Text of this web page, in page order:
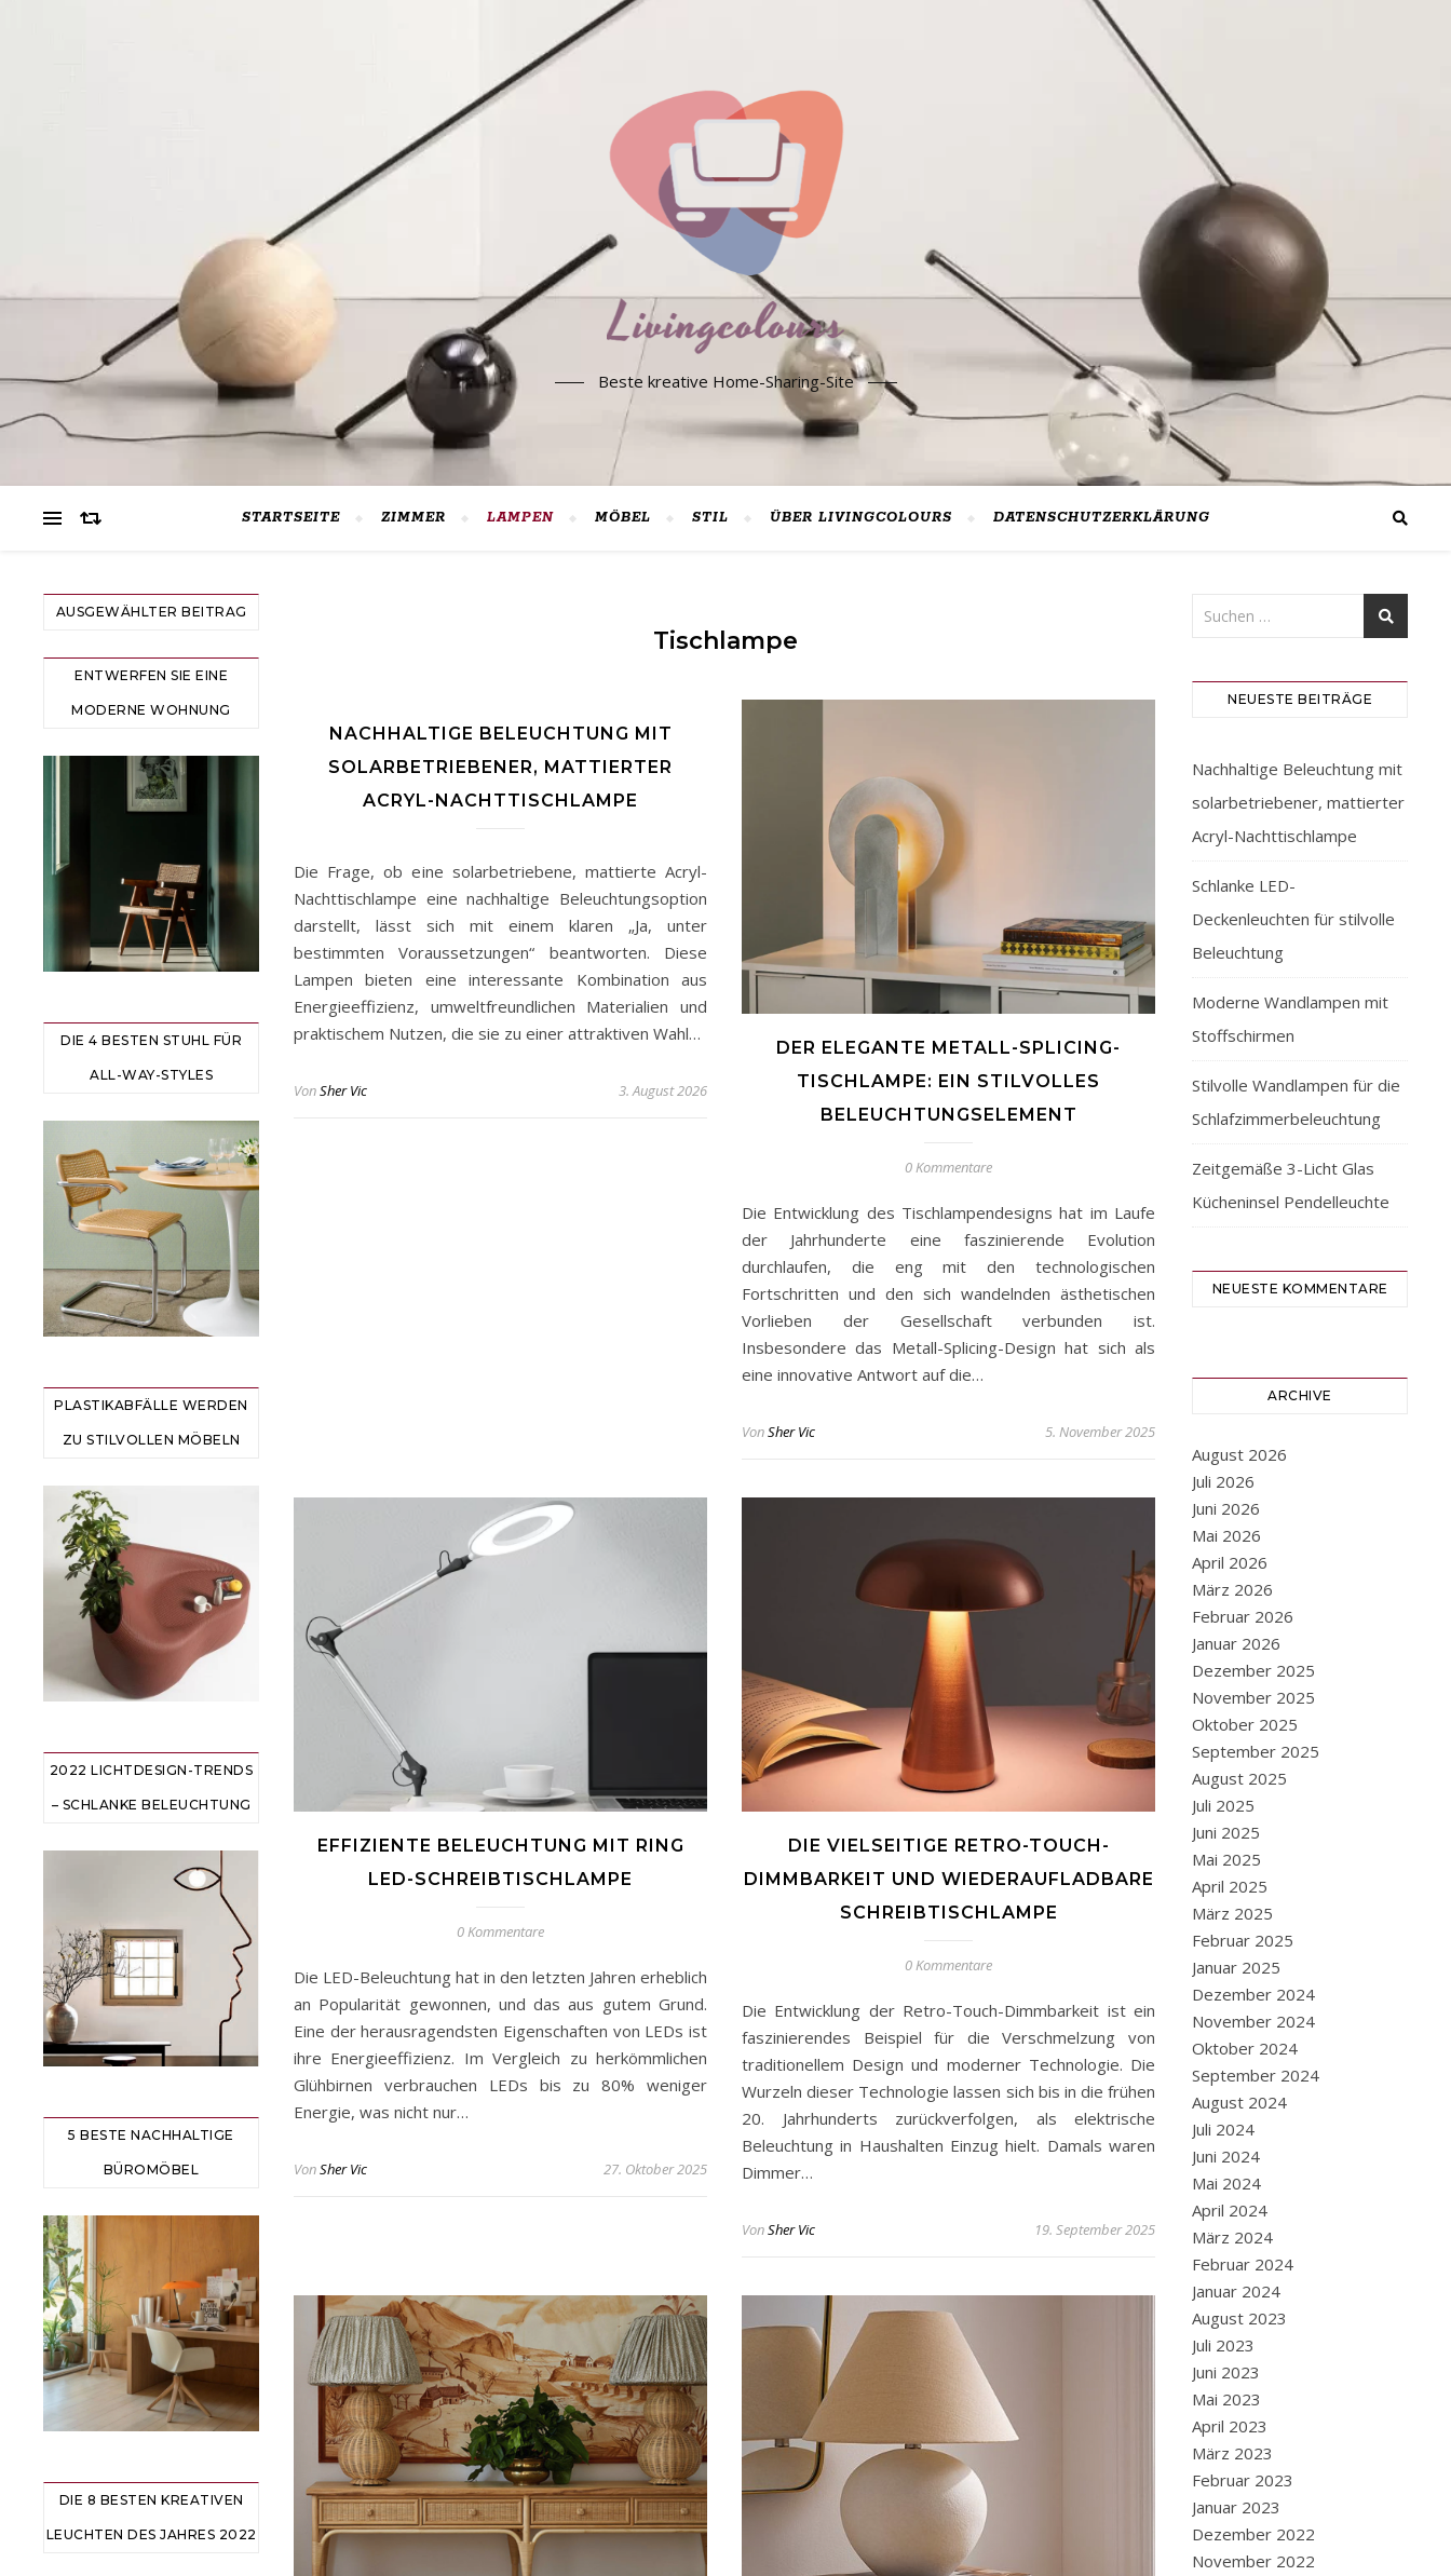
Beste kreative Home-Sharing-Site
STARTSEITE ZIMMER LAMPEN MÖBEL STIL ÜBER LIVINGCOLOURS DATENSCHUTZERKLÄRUNG
AUSGEWÄHLTER BEITRAG
ENTWERFEN SIE EINE
MODERNE WOHNUNG
DIE 4 BESTEN STUHL FÜR
ALL-WAY-STYLES
PLASTIKABFÄLLE WERDEN
ZU STILVOLLEN MÖBELN
2022 LICHTDESIGN-TRENDS
– SCHLANKE BELEUCHTUNG
5 BESTE NACHHALTIGE
BÜROMÖBEL
DIE 8 BESTEN KREATIVEN
LEUCHTEN DES JAHRES 2022
Tischlampe
NACHHALTIGE BELEUCHTUNG MIT
SOLARBETRIEBENER, MATTIERTER
ACRYL-NACHTTISCHLAMPE
Die Frage, ob eine solarbetriebene, mattierte Acryl-
Nachttischlampe eine nachhaltige Beleuchtungsoption
darstellt, lässt sich mit einem klaren „Ja, unter
bestimmten Voraussetzungen“ beantworten. Diese
Lampen bieten eine interessante Kombination aus
Energieeffizienz, umweltfreundlichen Materialien und
praktischem Nutzen, die sie zu einer attraktiven Wahl…
VonSher Vic 3. August 2026
DER ELEGANTE METALL-SPLICING-
TISCHLAMPE: EIN STILVOLLES
BELEUCHTUNGSELEMENT
0 Kommentare
Die Entwicklung des Tischlampendesigns hat im Laufe
der Jahrhunderte eine faszinierende Evolution
durchlaufen, die eng mit den technologischen
Fortschritten und den sich wandelnden ästhetischen
Vorlieben der Gesellschaft verbunden ist.
Insbesondere das Metall-Splicing-Design hat sich als
eine innovative Antwort auf die…
VonSher Vic 5. November 2025
EFFIZIENTE BELEUCHTUNG MIT RING
LED-SCHREIBTISCHLAMPE
0 Kommentare
Die LED-Beleuchtung hat in den letzten Jahren erheblich
an Popularität gewonnen, und das aus gutem Grund.
Eine der herausragendsten Eigenschaften von LEDs ist
ihre Energieeffizienz. Im Vergleich zu herkömmlichen
Glühbirnen verbrauchen LEDs bis zu 80% weniger
Energie, was nicht nur…
VonSher Vic 27. Oktober 2025
DIE VIELSEITIGE RETRO-TOUCH-
DIMMBARKEIT UND WIEDERAUFLADBARE
SCHREIBTISCHLAMPE
0 Kommentare
Die Entwicklung der Retro-Touch-Dimmbarkeit ist ein
faszinierendes Beispiel für die Verschmelzung von
traditionellem Design und moderner Technologie. Die
Wurzeln dieser Technologie lassen sich bis in die frühen
20. Jahrhunderts zurückverfolgen, als elektrische
Beleuchtung in Haushalten Einzug hielt. Damals waren
Dimmer…
VonSher Vic 19. September 2025
NEUESTE BEITRÄGE
Nachhaltige Beleuchtung mit
solarbetriebener, mattierter
Acryl-Nachttischlampe
Schlanke LED-
Deckenleuchten für stilvolle
Beleuchtung
Moderne Wandlampen mit
Stoffschirmen
Stilvolle Wandlampen für die
Schlafzimmerbeleuchtung
Zeitgemäße 3-Licht Glas
Kücheninsel Pendelleuchte
NEUESTE KOMMENTARE
ARCHIVE
August 2026
Juli 2026
Juni 2026
Mai 2026
April 2026
März 2026
Februar 2026
Januar 2026
Dezember 2025
November 2025
Oktober 2025
September 2025
August 2025
Juli 2025
Juni 2025
Mai 2025
April 2025
März 2025
Februar 2025
Januar 2025
Dezember 2024
November 2024
Oktober 2024
September 2024
August 2024
Juli 2024
Juni 2024
Mai 2024
April 2024
März 2024
Februar 2024
Januar 2024
August 2023
Juli 2023
Juni 2023
Mai 2023
April 2023
März 2023
Februar 2023
Januar 2023
Dezember 2022
November 2022